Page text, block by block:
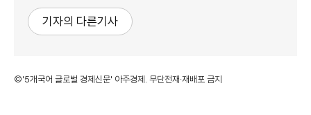
기자의 다른기사
©'5개국어 글로벌 경제신문' 아주경제. 무단전재·재배포 금지